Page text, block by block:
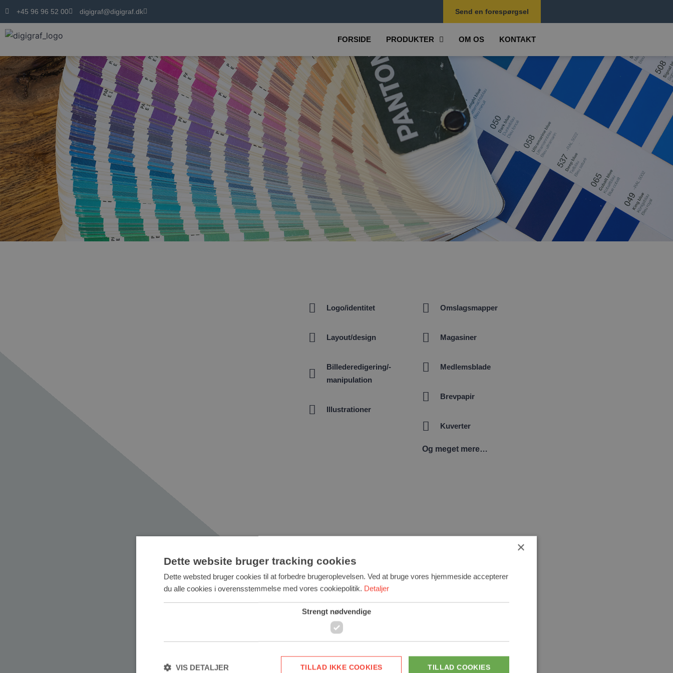
+45 96 96 52 00 digigraf@digigraf.dk Send en forespørgsel
FORSIDE PRODUKTER OM OS KONTAKT
Logo/identitet
Layout/design
Billederedigering/-
manipulation
Illustrationer
Omslagsmapper
Magasiner
Medlemsblade
Brevpapir
Kuverter
Og meget mere…
×
Dette website bruger tracking cookies
Dette websted bruger cookies til at forbedre brugeroplevelsen. Ved at bruge vores hjemmeside accepterer
du alle cookies i overensstemmelse med vores cookiepolitik. Detaljer
Strengt nødvendige
TILLAD COOKIES
TILLAD IKKE COOKIES
VIS DETALJER